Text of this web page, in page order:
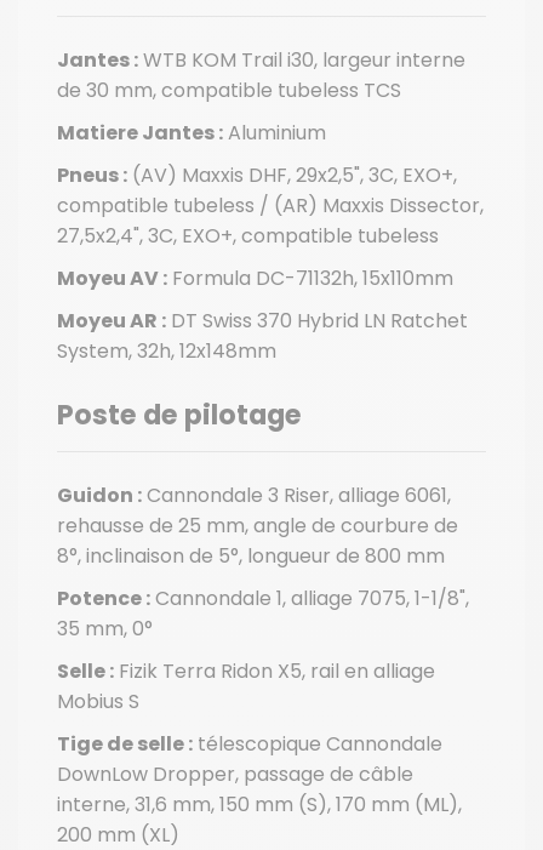
Jantes :WTB KOM Trail i30, largeur interne
de 30 mm, compatible tubeless TCS
Matiere Jantes :Aluminium
Pneus : (AV) Maxxis DHF, 29x2,5", 3C, EXO+,
compatible tubeless / (AR) Maxxis Dissector,
27,5x2,4", 3C, EXO+, compatible tubeless
Moyeu AV : Formula DC-71132h, 15x110mm
Moyeu AR : DT Swiss 370 Hybrid LN Ratchet
System, 32h, 12x148mm
Poste de pilotage
Guidon :Cannondale 3 Riser, alliage 6061,
rehausse de 25 mm, angle de courbure de
8°, inclinaison de 5°, longueur de 800 mm
Potence :Cannondale 1, alliage 7075, 1-1/8",
35 mm, 0°
Selle : Fizik Terra Ridon X5, rail en alliage
Mobius S
Tige de selle : télescopique Cannondale
DownLow Dropper, passage de câble
interne, 31,6 mm, 150 mm (S), 170 mm (ML),
200 mm (XL)